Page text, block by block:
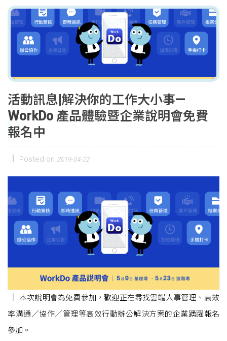
活動訊息|解決你的工作大小事—
WorkDo 產品體驗暨企業說明會免費
報名中
Posted on 2019-04-22
本次說明會為免費參加，歡迎正在尋找雲端人事管理、高效
率溝通／協作／管理等高效行動辦公解決方案的企業踴躍報名
參加。